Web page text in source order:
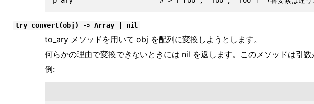
try_convert(obj) -> Array | nil
to_ary メソッドを用いて obj を配列に変換しようとします。
何らかの理由で変換できないときには nil を返します。このメソッドは引数
例: